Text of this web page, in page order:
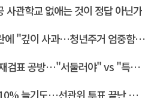
사관학교 없애는 것이 정답 아닌가
깊이 사과…청년주거 엄중함 못 헤아려"
방…"서둘러야" vs "특검 연계"<연합뉴스>
기도…선관위 투표 끝난 뒤 조작 정황